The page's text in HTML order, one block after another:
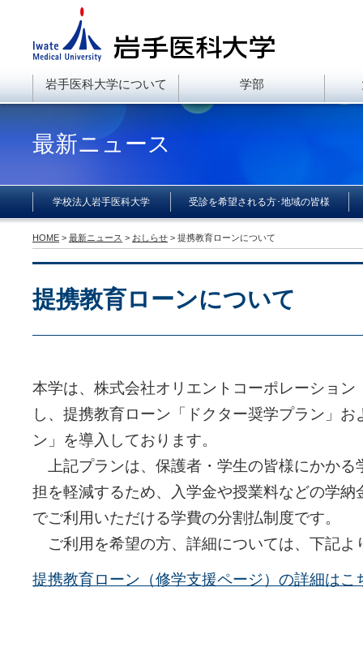
岩手医科大学について 学部
最新ニュース
学校法人岩手医科大学 受診を希望される方･地域の皆様
HOME > 最新ニュース > おしらせ > 提携教育ローンについて
提携教育ローンについて
本学は、株式会社オリエントコーポレーション
し、提携教育ローン「ドクター奨学プラン」
ン」を導入しております。
上記プランは、保護者・学生の皆様にかかる
担を軽減するため、入学金や授業料などの学納
でご利用いただける学費の分割払制度です。
ご利用を希望の方、詳細については、下記よ
提携教育ローン（修学支援ページ）の詳細はこ